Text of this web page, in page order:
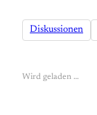
Diskussionen
Wird geladen …